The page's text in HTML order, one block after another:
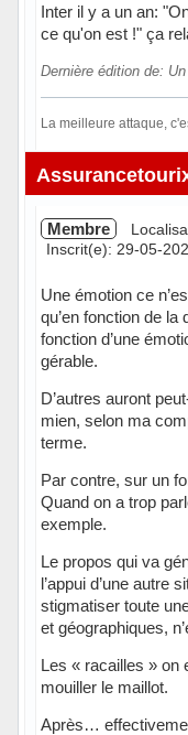
Inter il y a un an:
ce qu'on est !" ça
Dernière édition de:
La meilleure attaque,
Hors ligne
Membre
Inscrit(e): 29-05-
Une émotion ce
qu’en fonction de la
fonction d’une
gérable.
D’autres auront
mien, selon ma
terme.
Par contre, sur un
Quand on a trop
exemple.
Le propos qui va
l’appui d’une autre
stigmatiser toute
et géographiques,
Les « racailles » on
mouiller le maillot.
Après…